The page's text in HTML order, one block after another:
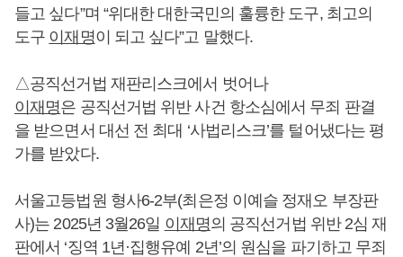
들고 싶다”며 “위대한 대한국민의 훌륭한 도구, 최고의
도구 이재명이 되고 싶다”고 말했다.
△공직선거법 재판리스크에서 벗어나
이재명은 공직선거법 위반 사건 항소심에서 무죄 판결
을 받으면서 대선 전 최대 ‘사법리스크’를 털어냈다는 평
가를 받았다.
서울고등법원 형사6-2부(최은정 이예슬 정재오 부장판
사)는 2025년 3월26일 이재명의 공직선거법 위반 2심 재
판에서 ‘징역 1년·집행유예 2년’의 원심을 파기하고 무죄